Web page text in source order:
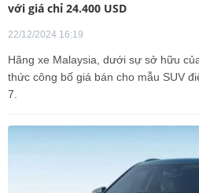
với giá chỉ 24.400 USD
22/12/2024 16:19
Hãng xe Malaysia, dưới sự sở hữu
thức công bố giá bán cho mẫu SUV
7.